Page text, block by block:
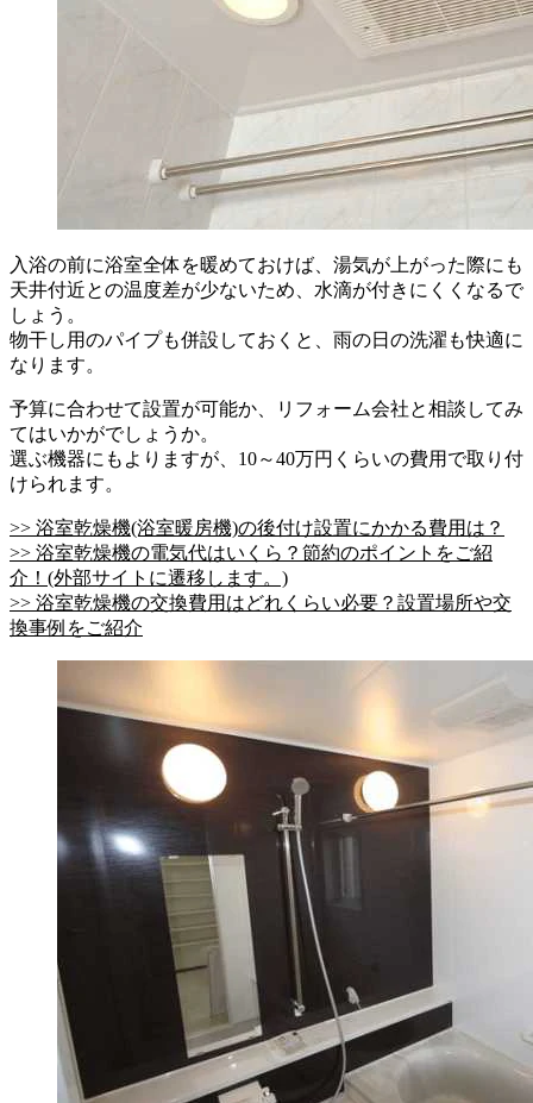
入浴の前に浴室全体を暖めておけば、湯気が上がった際にも
天井付近との温度差が少ないため、水滴が付きにくくなるで
しょう。
物干し用のパイプも併設しておくと、雨の日の洗濯も快適に
なります。
予算に合わせて設置が可能か、リフォーム会社と相談してみ
てはいかがでしょうか。
選ぶ機器にもよりますが、10～40万円くらいの費用で取り付
けられます。
>> 浴室乾燥機(浴室暖房機)の後付け設置にかかる費用は？
>> 浴室乾燥機の電気代はいくら？節約のポイントをご紹
介！(外部サイトに遷移します。)
>> 浴室乾燥機の交換費用はどれくらい必要？設置場所や交
換事例をご紹介